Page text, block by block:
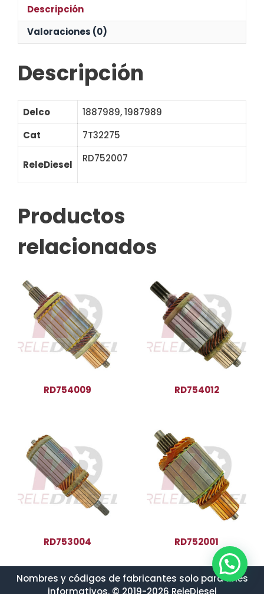
Descripción
Valoraciones (0)
Descripción
Delco
1887989, 1987989
Cat
7T32275
ReleDiesel
RD752007
Productos
relacionados
RD754009 RD754012
RD753004 RD752001
Nombres y códigos de fabricantes solo para fines
informativos. © 2019-2026 ReleDiesel